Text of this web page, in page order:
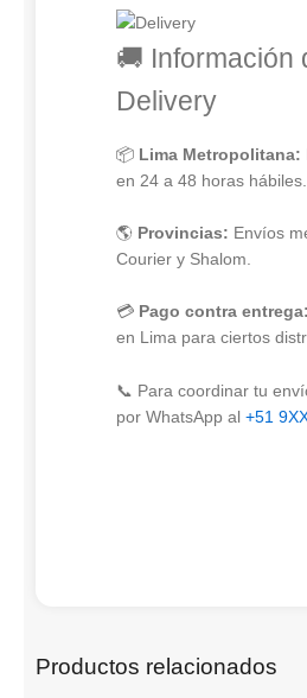
🚚 Información
Delivery
📦 Lima Metropolitana:
en 24 a 48 horas hábiles.
🌎 Provincias: Envíos
Courier y Shalom.
💳 Pago contra entrega:
en Lima para ciertos
📞 Para coordinar tu
por WhatsApp al +51
Productos relacionados